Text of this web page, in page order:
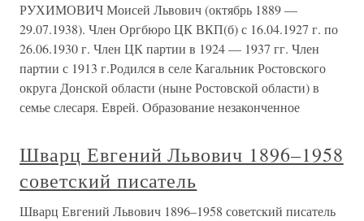
РУХИМОВИЧ Моисей Львович (октябрь 1889 —
29.07.1938). Член Оргбюро ЦК ВКП(б) с 16.04.1927 г. по
26.06.1930 г. Член ЦК партии в 1924 — 1937 гг. Член
партии с 1913 г.Родился в селе Кагальник Ростовского
округа Донской области (ныне Ростовской области) в
семье слесаря. Еврей. Образование незаконченное
Шварц Евгений Львович 1896–1958
советский писатель
Шварц Евгений Львович 1896–1958 советский писатель